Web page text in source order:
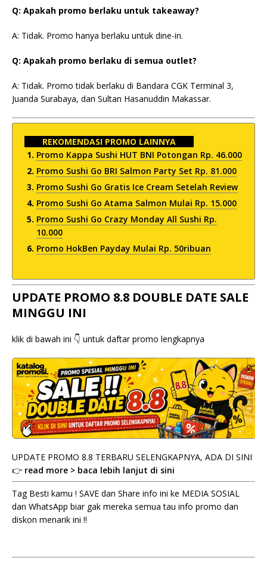
Q: Apakah promo berlaku untuk takeaway?
A: Tidak. Promo hanya berlaku untuk dine-in.
Q: Apakah promo berlaku di semua outlet?
A: Tidak. Promo tidak berlaku di Bandara CGK Terminal 3,
Juanda Surabaya, dan Sultan Hasanuddin Makassar.
REKOMENDASI PROMO LAINNYA
Promo Kappa Sushi HUT BNI Potongan Rp. 46.000
Promo Sushi Go BRI Salmon Party Set Rp. 81.000
Promo Sushi Go Gratis Ice Cream Setelah Review
Promo Sushi Go Atama Salmon Mulai Rp. 15.000
Promo Sushi Go Crazy Monday All Sushi Rp.
10.000
Promo HokBen Payday Mulai Rp. 50ribuan
UPDATE PROMO 8.8 DOUBLE DATE SALE
MINGGU INI
klik di bawah ini 👇 untuk daftar promo lengkapnya
UPDATE PROMO 8.8 TERBARU SELENGKAPNYA, ADA DI SINI
👉 read more > baca lebih lanjut di sini
Tag Besti kamu ! SAVE dan Share info ini ke MEDIA SOSIAL
dan WhatsApp biar gak mereka semua tau info promo dan
diskon menarik ini !!